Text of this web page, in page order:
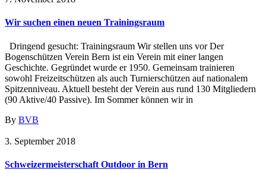
Wir suchen einen neuen Trainingsraum
Dringend gesucht: Trainingsraum Wir stellen uns vor Der
Bogenschützen Verein Bern ist ein Verein mit einer langen
Geschichte. Gegründet wurde er 1950. Gemeinsam trainieren
sowohl Freizeitschützen als auch Turnierschützen auf nationalem
Spitzenniveau. Aktuell besteht der Verein aus rund 130 Mitgliedern
(90 Aktive/40 Passive). Im Sommer können wir in
By BVB
3. September 2018
Schweizermeisterschaft Outdoor in Bern